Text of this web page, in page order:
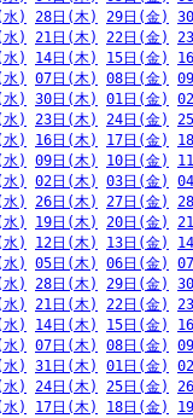
水) 28日(木) 29日(金)
水) 21日(木) 22日(金)
水) 14日(木) 15日(金)
水) 07日(木) 08日(金)
水) 30日(木) 01日(金)
水) 23日(木) 24日(金)
水) 16日(木) 17日(金)
水) 09日(木) 10日(金)
水) 02日(木) 03日(金)
水) 26日(木) 27日(金)
水) 19日(木) 20日(金)
水) 12日(木) 13日(金)
水) 05日(木) 06日(金)
水) 28日(木) 29日(金)
水) 21日(木) 22日(金)
水) 14日(木) 15日(金)
水) 07日(木) 08日(金)
水) 31日(木) 01日(金)
水) 24日(木) 25日(金)
水) 17日(木) 18日(金)